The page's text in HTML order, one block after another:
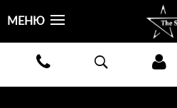
БЕСПЛАТНАЯ ДОСТАВКА КУРЬЕРОМ ИЛИ ПОЧТОЙ
МЕНЮ